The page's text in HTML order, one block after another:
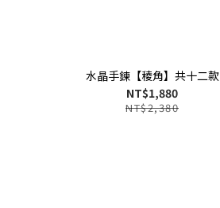
水晶手鍊【稜角】共十二款
NT$1,880
NT$2,380